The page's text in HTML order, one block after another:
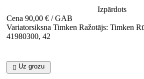
Izpārdots
Cena 90,00 € / GAB
Variatorsiksna Timken Ražotājs: Timken
41980300, 42
 Uz grozu